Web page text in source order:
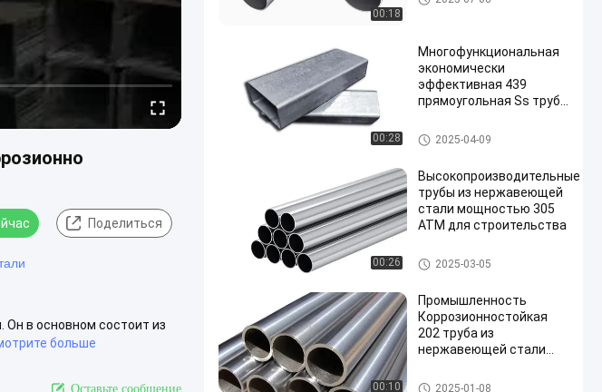
Поделиться
в основном состоит из
больше
Оставьте сообщение
00:18
и
00:28
Многофункциональная
экономически
эффективная 439
прямоугольная Ss труба
Труба из нержавеющей стал
и
2025-04-09
00:26
Высокопроизводительные
трубы из нержавеющей
стали мощностью 305
АТМ для строительства
Труба из нержавеющей стали
2025-03-05
00:10
Промышленность
Коррозионностойкая
202 труба из
нержавеющей стали
Труба из нержавеющей стал
2025-01-08